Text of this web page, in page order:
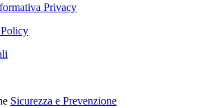
Privacy
Sicurezza e Prevenzione